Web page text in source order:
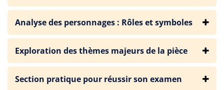
Analyse des personnages : Rôles et symboles
Exploration des thèmes majeurs de la pièce
Section pratique pour réussir son examen